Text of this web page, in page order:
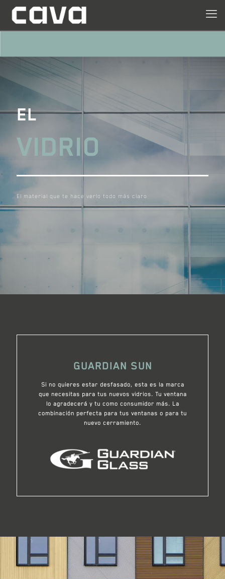
EL
VIDRIO
El material que te hace verlo todo más claro
GUARDIAN SUN
Si no quieres estar desfasado, esta es la marca
que necesitas para tus nuevos vidrios. Tu ventana
lo agradecerá y tu como consumidor más. La
combinación perfecta para tus ventanas o para tu
nuevo cerramiento.